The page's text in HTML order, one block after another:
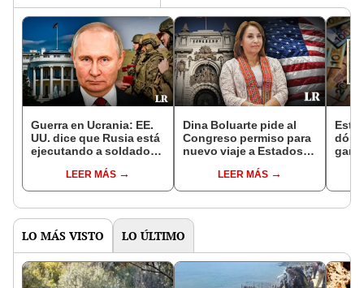
Guerra en Ucrania: EE.
UU. dice que Rusia está
ejecutando a soldados
órdenesLEER MÁS
Dina Boluarte pide al
Congreso permiso para
nuevo viaje a Estados
noviembreLEER MÁS
Este
LO MÁS VISTO LO ÚLTIMO